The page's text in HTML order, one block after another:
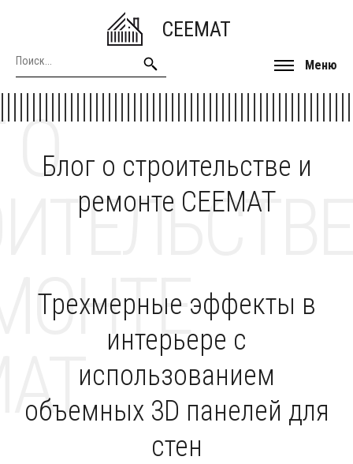
CEEMAT
Меню
Блог о строительстве и
ремонте CEEMAT
О
Трехмерные эффекты в
интерьере с
использованием
объемных 3D панелей для
стен